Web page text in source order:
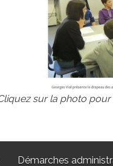
sur la photo pour
Démarches